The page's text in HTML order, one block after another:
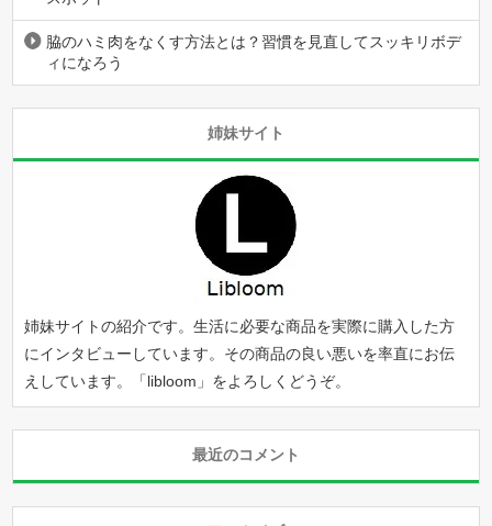
脇のハミ肉をなくす方法とは？習慣を見直してスッキリボデ
ィになろう
姉妹サイト
姉妹サイトの紹介です。生活に必要な商品を実際に購入した方
にインタビューしています。その商品の良い悪いを率直にお伝
えしています。「libloom 」をよろしくどうぞ。
最近のコメント